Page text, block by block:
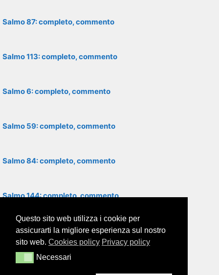
Salmo 87: completo, commento
Salmo 113: completo, commento
Salmo 6: completo, commento
Salmo 59: completo, commento
Salmo 84: completo, commento
Salmo 144: completo, commento
Salmo 48: completo, commento
Salmo 74: completo, commento
Questo sito web utilizza i cookie per
assicurarti la migliore esperienza sul nostro
sito web. Cookies policy Privacy policy
NecessariNecessari